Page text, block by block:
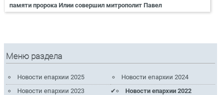
памяти пророка Илии совершил митрополит Павел
Меню раздела
Новости епархии 2025
Новости епархии 2024
Новости епархии 2023
Новости епархии 2022